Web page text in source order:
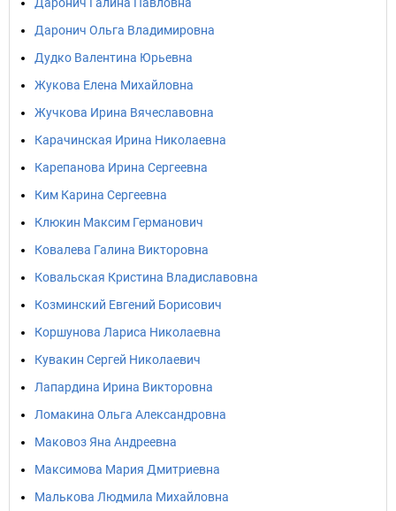
Даронич Ольга Владимировна
Дудко Валентина Юрьевна
Жукова Елена Михайловна
Жучкова Ирина Вячеславовна
Карачинская Ирина Николаевна
Карепанова Ирина Сергеевна
Ким Карина Сергеевна
Клюкин Максим Германович
Ковалева Галина Викторовна
Ковальская Кристина Владиславовна
Козминский Евгений Борисович
Коршунова Лариса Николаевна
Кувакин Сергей Николаевич
Лапардина Ирина Викторовна
Ломакина Ольга Александровна
Маковоз Яна Андреевна
Максимова Мария Дмитриевна
Малькова Людмила Михайловна